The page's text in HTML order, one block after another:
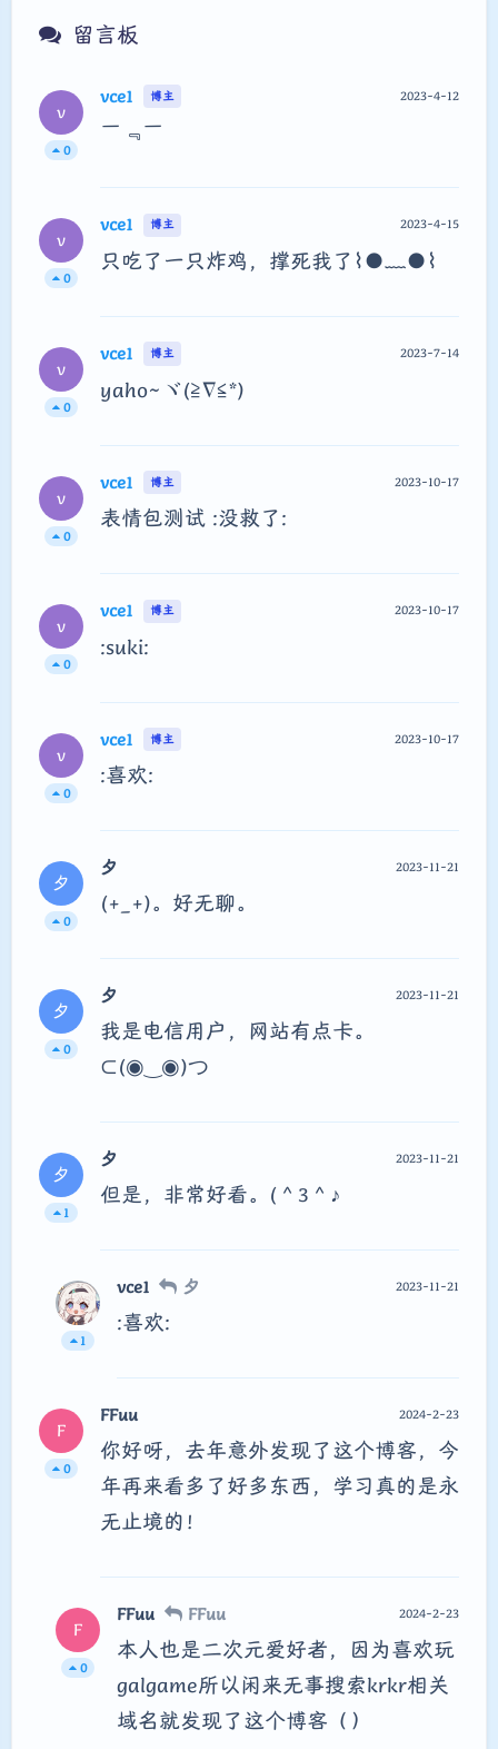
v
0
vce1 博主 2023-4-12
￣﹃￣
v
0
vce1 博主 2023-4-15
只吃了一只炸鸡，撑死我了⌇●﹏●⌇
v
0
vce1 博主 2023-7-14
yaho~ヾ(≧∇≦*)ゝ
v
0
vce1 博主 2023-10-17
表情包测试 :没救了:
v
0
vce1 博主 2023-10-17
:suki:
v
0
vce1 博主 2023-10-17
:喜欢:
夕
0
夕 2023-11-21
(⁠+⁠_⁠+⁠)。好无聊。
夕
0
夕 2023-11-21
我是电信用户，网站有点卡。
⊂⁠(⁠◉⁠‿⁠◉⁠)⁠つ
夕
1
夕 2023-11-21
但是，非常好看。(⁠＾⁠3⁠＾⁠♪
1
vce1 夕 2023-11-21
:喜欢:
F
0
FFuu 2024-2-23
你好呀，去年意外发现了这个博客，今
年再来看多了好多东西，学习真的是永
无止境的！
F
0
FFuu FFuu 2024-2-23
本人也是二次元爱好者，因为喜欢玩
galgame所以闲来无事搜索krkr相关
域名就发现了这个博客（）